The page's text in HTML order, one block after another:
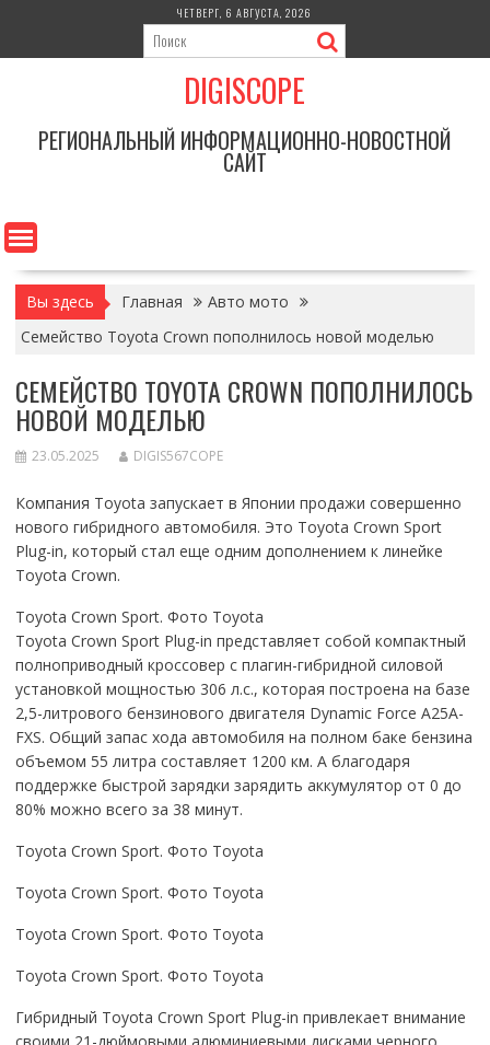
содержимому
ЧЕТВЕРГ, 6 АВГУСТА, 2026
DIGISCOPE
РЕГИОНАЛЬНЫЙ ИНФОРМАЦИОННО-НОВОСТНОЙ
САЙТ
Вы здесь Главная
Авто мото
Семейство Toyota Crown пополнилось новой моделью
СЕМЕЙСТВО TOYOTA CROWN ПОПОЛНИЛОСЬ
НОВОЙ МОДЕЛЬЮ
23.05.2025 DIGIS567COPE
Компания Toyota запускает в Японии продажи совершенно
нового гибридного автомобиля. Это Toyota Crown Sport
Plug-in, который стал еще одним дополнением к линейке
Toyota Crown.
Toyota Crown Sport. Фото Toyota
Toyota Crown Sport Plug-in представляет собой компактный
полноприводный кроссовер с плагин-гибридной силовой
установкой мощностью 306 л.с., которая построена на базе
2,5-литрового бензинового двигателя Dynamic Force A25A-
FXS. Общий запас хода автомобиля на полном баке бензина
объемом 55 литра составляет 1200 км. А благодаря
поддержке быстрой зарядки зарядить аккумулятор от 0 до
80% можно всего за 38 минут.
Toyota Crown Sport. Фото Toyota
Toyota Crown Sport. Фото Toyota
Toyota Crown Sport. Фото Toyota
Toyota Crown Sport. Фото Toyota
Гибридный Toyota Crown Sport Plug-in привлекает внимание